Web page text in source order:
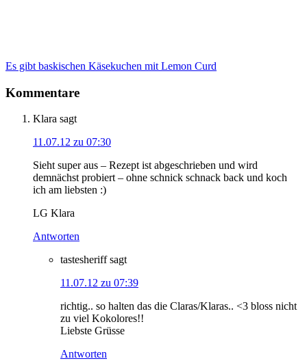
Es gibt baskischen Käsekuchen mit Lemon Curd
Kommentare
Klara sagt
11.07.12 zu 07:30
Sieht super aus – Rezept ist abgeschrieben und wird
demnächst probiert – ohne schnick schnack back und koch
ich am liebsten :)
LG Klara
Antworten
tastesheriff sagt
11.07.12 zu 07:39
richtig.. so halten das die Claras/Klaras.. <3 bloss nicht
zu viel Kokolores!!
Liebste Grüsse
Antworten